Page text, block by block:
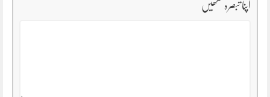
اپنا تبصرہ لکھیں